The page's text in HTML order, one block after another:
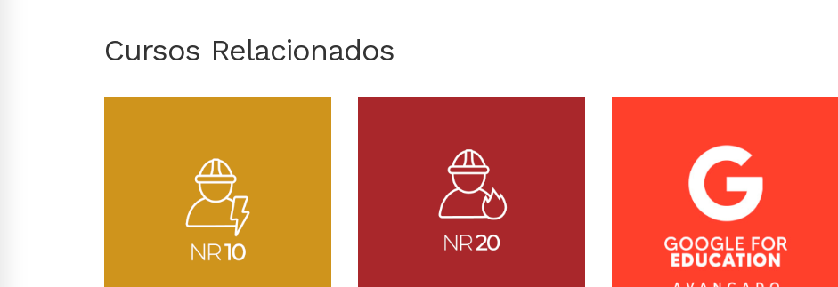
Cursos Relacionados